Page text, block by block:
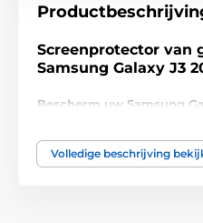
Screenprotector van
Samsung Galaxy J3
Bescherm uw Samsung
slechts 0,33 mm!
Laat u niet misleiden door
Volledige beschrijving